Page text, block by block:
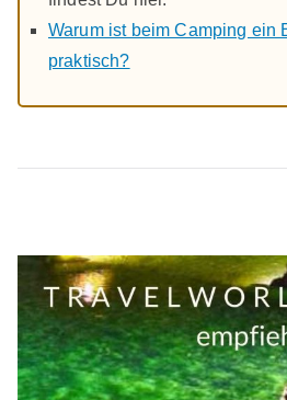
Warum ist beim Camping ein
praktisch?